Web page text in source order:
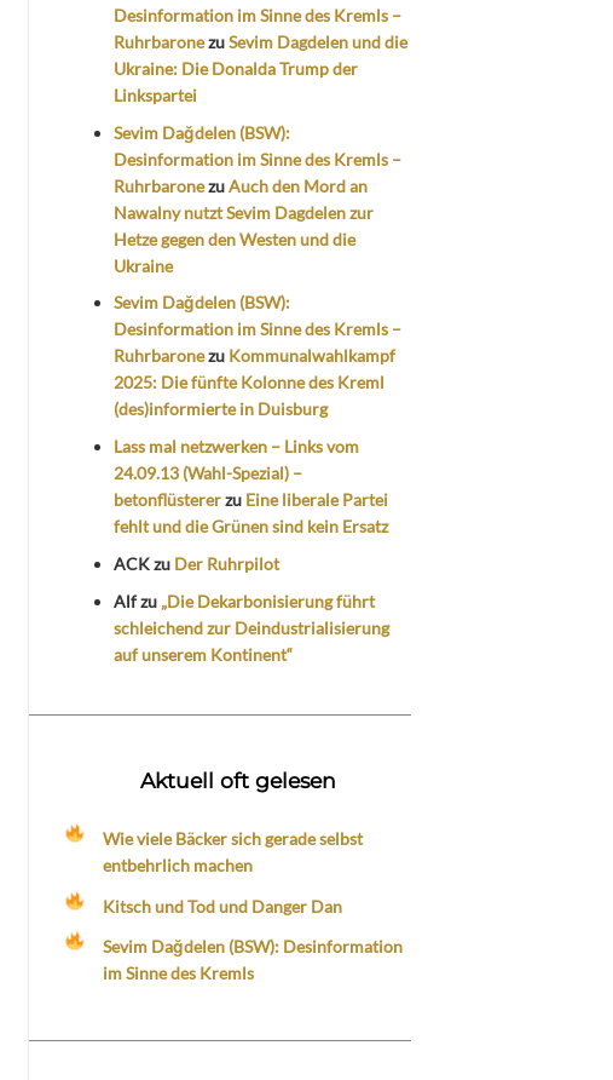
Desinformation im Sinne des Kremls –
RuhrbaronezuSevim Dagdelen und die
Ukraine: Die Donalda Trump der
Linkspartei
Sevim Dağdelen (BSW):
Desinformation im Sinne des Kremls –
RuhrbaronezuAuch den Mord an
Nawalny nutzt Sevim Dagdelen zur
Hetze gegen den Westen und die
Ukraine
Sevim Dağdelen (BSW):
Desinformation im Sinne des Kremls –
Ruhrbaronezu Kommunalwahlkampf
2025: Die fünfte Kolonne des Kreml
(des)informierte in Duisburg
Lass mal netzwerken – Links vom
24.09.13 (Wahl-Spezial) –
betonflüstererzu Eine liberale Partei
fehlt und die Grünen sind kein Ersatz
ACKzu Der Ruhrpilot
Alfzu „Die Dekarbonisierung führt
schleichend zur Deindustrialisierung
auf unserem Kontinent“
Aktuell oft gelesen
Wie viele Bäcker sich gerade selbst
entbehrlich machen
Kitsch und Tod und Danger Dan
Sevim Dağdelen (BSW): Desinformation
im Sinne des Kremls